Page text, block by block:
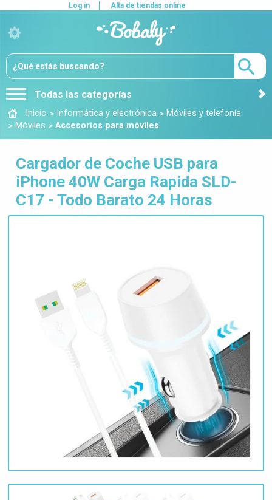
Todas las categorías
Log in Alta de tiendas online
Inicio > Informática y electrónica > Móviles y telefonía
> Móviles > Accesorios para móviles
Cargador de Coche USB para
iPhone 40W Carga Rapida SLD-
C17 - Todo Barato 24 Horas